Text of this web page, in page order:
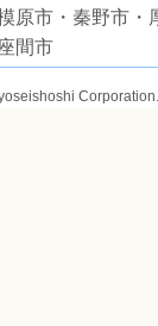
原市・秦野市・
間市